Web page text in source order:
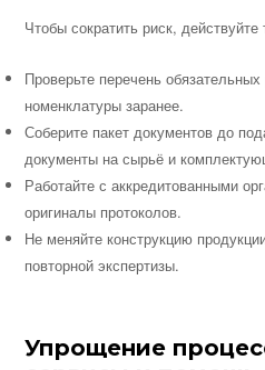
Чтобы сократить риск, действуйте
Проверьте перечень
номенклатуры заранее.
Соберите пакет документов до
документы на сырьё и
Работайте с аккредитованными
оригиналы протоколов.
Не меняйте конструкцию
повторной экспертизы.
Упрощение